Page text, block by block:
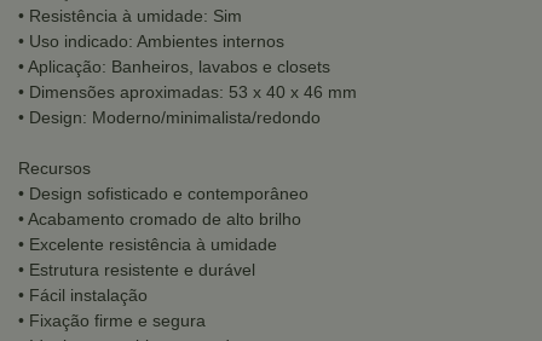
• Resistência à umidade: Sim
• Uso indicado: Ambientes internos
• Aplicação: Banheiros, lavabos e closets
• Dimensões aproximadas: 53 x 40 x 46 mm
• Design: Moderno/minimalista/redondo
Recursos
• Design sofisticado e contemporâneo
• Acabamento cromado de alto brilho
• Excelente resistência à umidade
• Estrutura resistente e durável
• Fácil instalação
• Fixação firme e segura